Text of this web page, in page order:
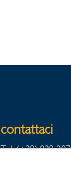
contattaci
Tel. (+39) 039-